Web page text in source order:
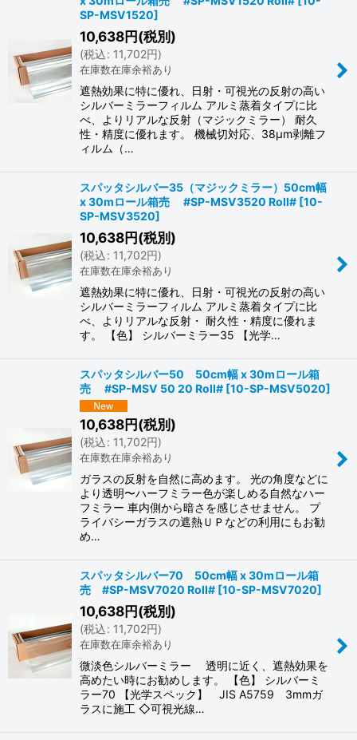
SP-MSV1520]
10,638円(税別)
(税込: 11,702円)
在庫数在庫余裕あり
遮熱効果に特に優れ、日射・可視光の反射の高い
シルバーミラーフィルム アルミ蒸着タイプに比
べ、よりリアルな反射（マジックミラー） 耐久
性・精度に優れます。 機械切対応、38μm剥離フ
ィルム（…
スパッタシルバー35（マジックミラー）50cm幅
x 30mロール箱売 #SP-MSV3520 Roll# [10-
SP-MSV3520]
10,638円(税別)
(税込: 11,702円)
在庫数在庫余裕あり
遮熱効果に特に優れ、日射・可視光の反射の高い
シルバーミラーフィルム アルミ蒸着タイプに比
べ、よりリアルな反射・ 耐久性・精度に優れま
す。 【色】 シルバーミラー35 【光学…
スパッタシルバー50 50cm幅 x 30mロール箱
売 #SP-MSV 50 20 Roll# [10-SP-MSV5020]
10,638円(税別)
(税込: 11,702円)
在庫数在庫余裕あり
ガラスの反射を自然に高めます。 光の角度などに
より透明〜ハーフミラー色が楽しめる自然なハー
フミラー 車内側から暗さを感じさせません。 プ
ライバシーガラスの遮熱ＵＰなどの利用にもお勧
め…
スパッタシルバー70 50cm幅 x 30mロール箱
売 #SP-MSV7020 Roll# [10-SP-MSV7020]
10,638円(税別)
(税込: 11,702円)
在庫数在庫余裕あり
微淡色シルバーミラー 透明に近く、遮熱効果を
高めたい時にお勧めします。 【色】 シルバーミ
ラー70 【光学スペック】 JIS A5759 3mmガ
ラスに施工 ◇可視光線…